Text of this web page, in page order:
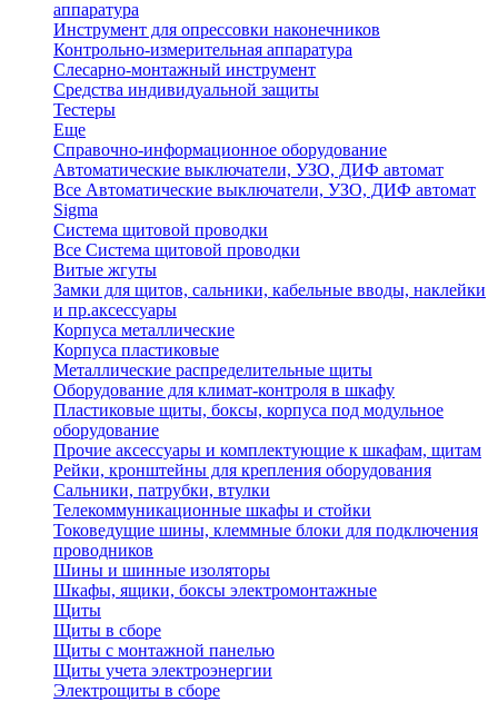
аппаратура
Инструмент для опрессовки наконечников
Контрольно-измерительная аппаратура
Слесарно-монтажный инструмент
Средства индивидуальной защиты
Тестеры
Еще
Справочно-информационное оборудование
Автоматические выключатели, УЗО, ДИФ автомат
Все Автоматические выключатели, УЗО, ДИФ автомат
Sigma
Система щитовой проводки
Все Система щитовой проводки
Витые жгуты
Замки для щитов, сальники, кабельные вводы, наклейки
и пр.аксессуары
Корпуса металлические
Корпуса пластиковые
Металлические распределительные щиты
Оборудование для климат-контроля в шкафу
Пластиковые щиты, боксы, корпуса под модульное
оборудование
Прочие аксессуары и комплектующие к шкафам, щитам
Рейки, кронштейны для крепления оборудования
Сальники, патрубки, втулки
Телекоммуникационные шкафы и стойки
Токоведущие шины, клеммные блоки для подключения
проводников
Шины и шинные изоляторы
Шкафы, ящики, боксы электромонтажные
Щиты
Щиты в сборе
Щиты с монтажной панелью
Щиты учета электроэнергии
Электрощиты в сборе